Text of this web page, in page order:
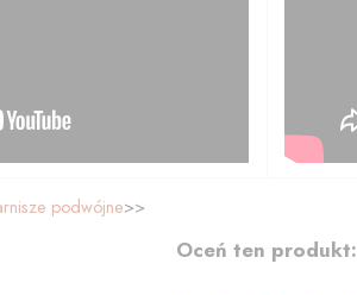
podwójne>>
Oceń ten produkt: